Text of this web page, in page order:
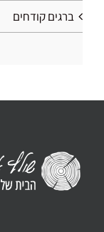
ברגים קודחים